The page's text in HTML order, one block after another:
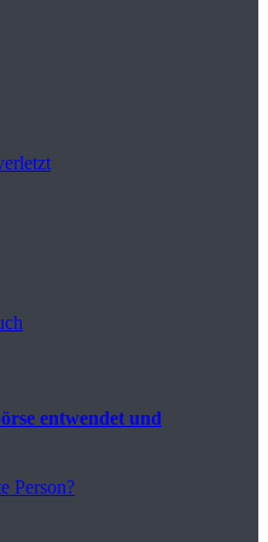
entwendet und
Person?